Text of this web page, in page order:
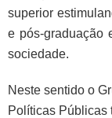
superior
e pós-graduação
sociedade.
Neste sentido o
Políticas Públicas